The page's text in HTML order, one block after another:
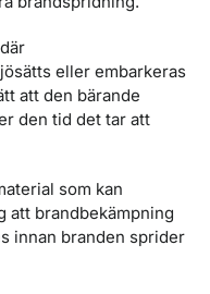
eller embarkeras
att den bärande
den tid det tar att
som kan
att brandbekämpning
innan branden sprider